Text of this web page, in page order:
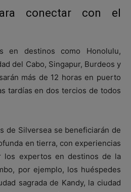
conectar con el
en destinos como Honolulu,
del Cabo, Singapur, Burdeos y
más de 12 horas en puerto
tardías en dos tercios de todos
de Silversea se beneficiarán de
en tierra, con experiencias
los expertos en destinos de la
por ejemplo, los huéspedes
sagrada de Kandy, la ciudad